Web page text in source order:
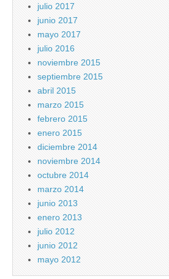
julio 2017
junio 2017
mayo 2017
julio 2016
noviembre 2015
septiembre 2015
abril 2015
marzo 2015
febrero 2015
enero 2015
diciembre 2014
noviembre 2014
octubre 2014
marzo 2014
junio 2013
enero 2013
julio 2012
junio 2012
mayo 2012